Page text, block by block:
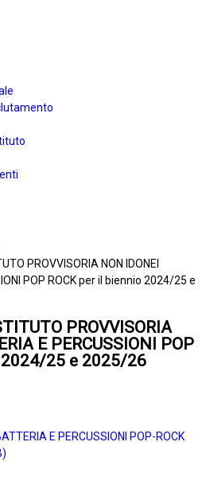
PROVVISORIA NON IDONEI
POP ROCK per il biennio 2024/25 e
PROVVISORIA
E PERCUSSIONI POP
2024/25 e 2025/26
E PERCUSSIONI POP-ROCK